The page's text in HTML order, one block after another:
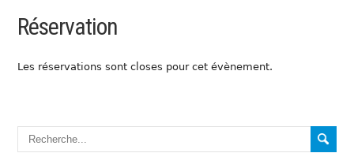
Réservation
Les réservations sont closes pour cet évènement.